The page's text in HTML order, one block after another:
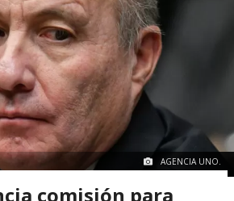
AGENCIA UNO.
comisión para